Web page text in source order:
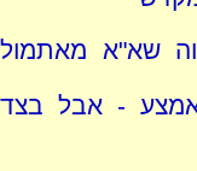
שא"א מאתמול
- אבל בצד